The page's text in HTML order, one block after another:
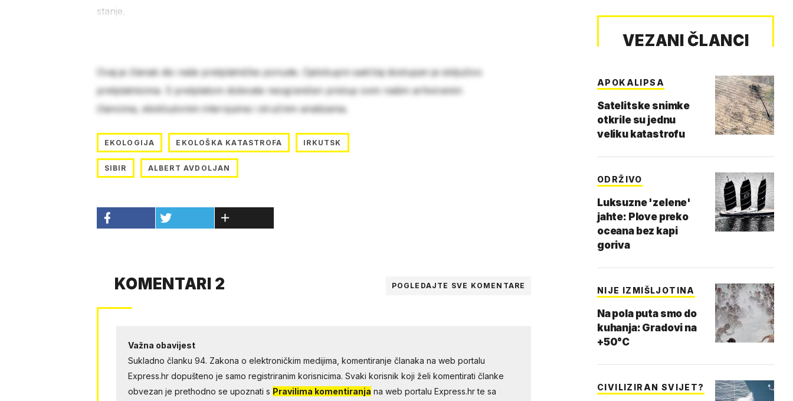
stanje.
Ovaj je članak dio naše pretplatničke ponude. Cjelokupni sadržaj dostupan je isključivo
pretplatnicima. S pretplatom dobivate neograničen pristup svim našim arhiviranim
člancima, ekskluzivnim intervjuima i stručnim analizama.
EKOLOGIJA EKOLOŠKA KATASTROFA IRKUTSK
SIBIR ALBERT AVDOLJAN
KOMENTARI 2 POGLEDAJTE SVE KOMENTARE
Važna obavijest
Sukladno članku 94. Zakona o elektroničkim medijima, komentiranje članaka na web portalu
Express.hr dopušteno je samo registriranim korisnicima. Svaki korisnik koji želi komentirati članke
obvezan je prethodno se upoznati s Pravilima komentiranja na web portalu Express.hr te sa
VEZANI ČLANCI
APOKALIPSA
Satelitske snimke
otkrile su jednu
veliku katastrofu
ODRŽIVO
Luksuzne 'zelene'
jahte: Plove preko
oceana bez kapi
goriva
NIJE IZMIŠLJOTINA
Na pola puta smo do
kuhanja: Gradovi na
+50°C
CIVILIZIRAN SVIJET?